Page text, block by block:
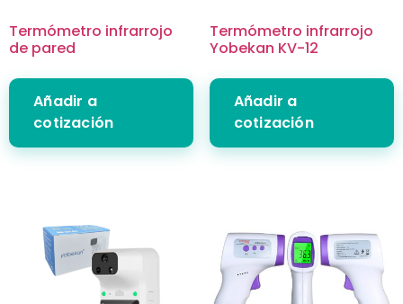
Termómetro infrarrojo
de pared
Añadir a
cotización
Termómetro infrarrojo
Yobekan KV-12
Añadir a
cotización